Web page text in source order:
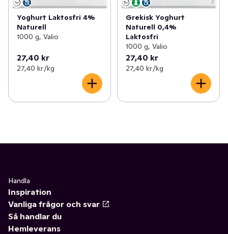
Yoghurt Laktosfri 4%
Naturell
1000 g, Valio
27,40 kr
27,40 kr /kg
Grekisk Yoghurt
Naturell 0,4%
Laktosfri
1000 g, Valio
27,40 kr
27,40 kr /kg
Handla
Inspiration
Vanliga frågor och svar
Så handlar du
Hemleverans